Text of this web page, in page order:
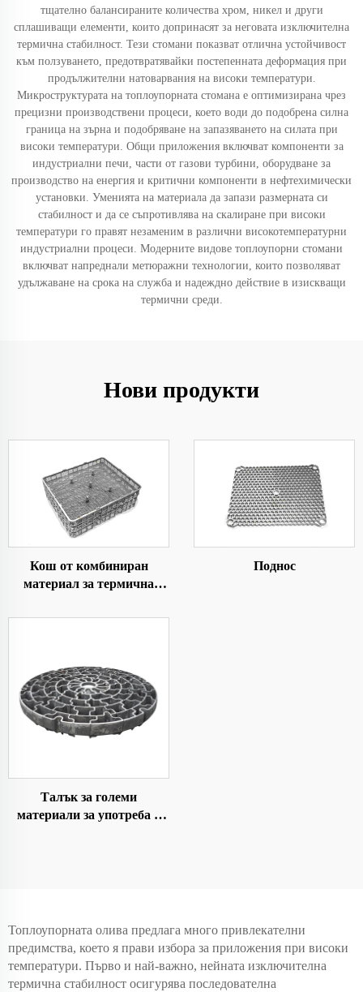
тщателно балансираните количества хром, никел и други
сплашиващи елементи, които допринасят за неговата изключителна
термична стабилност. Тези стомани показват отлична устойчивост
към ползуването, предотвратявайки постепенната деформация при
продължителни натоварвания на високи температури.
Микроструктурата на топлоупорната стомана е оптимизирана чрез
прецизни производствени процеси, което води до подобрена силна
граница на зърна и подобряване на запазяването на силата при
високи температури. Общи приложения включват компоненти за
индустриални печи, части от газови турбини, оборудване за
производство на енергия и критични компоненти в нефтехимически
установки. Уменията на материала да запази размерната си
стабилност и да се съпротивлява на скалиране при високи
температури го правят незаменим в различни високотемпературни
индустриални процеси. Модерните видове топлоупорни стомани
включват напреднали метюражни технологии, които позволяват
удължаване на срока на служба и надеждно действие в изискващи
термични среди.
Нови продукти
Кош от комбиниран
материал за термична
Поднос
Талък за големи
материали за употреба в
Топлоупорната олива предлага много привлекателни
предимства, което я прави избора за приложения при високи
температури. Първо и най-важно, нейната изключителна
термична стабилност осигурява последователна